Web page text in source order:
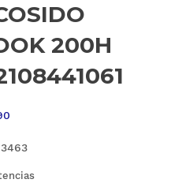
200H